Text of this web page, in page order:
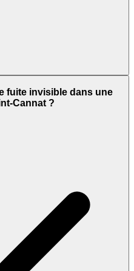
fuite invisible dans une
Cannat ?